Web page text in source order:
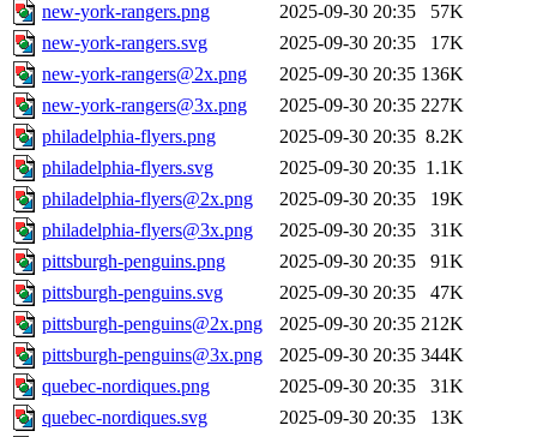
new-york-rangers.png
2025-09-30 20:35
57K
new-york-rangers.svg
2025-09-30 20:35
17K
new-york-rangers@2x.png
2025-09-30 20:35 136K
new-york-rangers@3x.png
2025-09-30 20:35 227K
philadelphia-flyers.png
2025-09-30 20:35 8.2K
philadelphia-flyers.svg
2025-09-30 20:35 1.1K
philadelphia-flyers@2x.png
2025-09-30 20:35
19K
philadelphia-flyers@3x.png
2025-09-30 20:35
31K
pittsburgh-penguins.png
2025-09-30 20:35
91K
pittsburgh-penguins.svg
2025-09-30 20:35
47K
pittsburgh-penguins@2x.png
2025-09-30 20:35 212K
pittsburgh-penguins@3x.png
2025-09-30 20:35 344K
quebec-nordiques.png
2025-09-30 20:35
31K
quebec-nordiques.svg
2025-09-30 20:35
13K